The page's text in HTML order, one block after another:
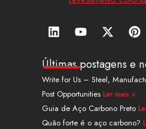
L
i
k
e
d
i
n
Y
o
t
u
b
e
X
-
w
i
t
t
e
r
P
i
t
e
r
e
s
t
Últimas postagens e
Write for Us – Steel,
Post Opportunities Ler mais »
Guia de Aço Carbono Preto
Quão forte é o aço carbono?